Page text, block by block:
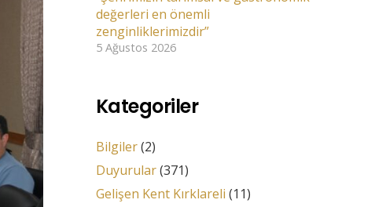
değerleri en önemli
zenginliklerimizdir”
5 Ağustos 2026
Kategoriler
Bilgiler(2)
Duyurular(371)
Gelişen Kent Kırklareli (11)